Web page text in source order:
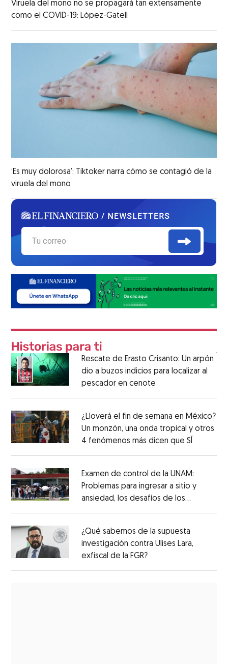
Viruela del mono no se propagará tan extensamente
como el COVID-19: López-Gatell
‘Es muy dolorosa’: Tiktoker narra cómo se contagió de la
viruela del mono
Rescate de Erasto Crisanto: Un arpón
dio a buzos indicios para localizar al
pescador en cenote
¿Lloverá el fin de semana en México?
Un monzón, una onda tropical y otros
4 fenómenos más dicen que SÍ
Examen de control de la UNAM:
Problemas para ingresar a sitio y
ansiedad, los desafíos de los
¿Qué sabemos de la supuesta
investigación contra Ulises Lara,
exfiscal de la FGR?